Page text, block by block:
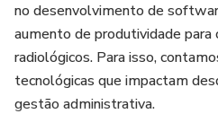
no desenvolvimento de
aumento de produtividade para
radiológicos. Para isso,
tecnológicas que impactam
gestão administrativa.